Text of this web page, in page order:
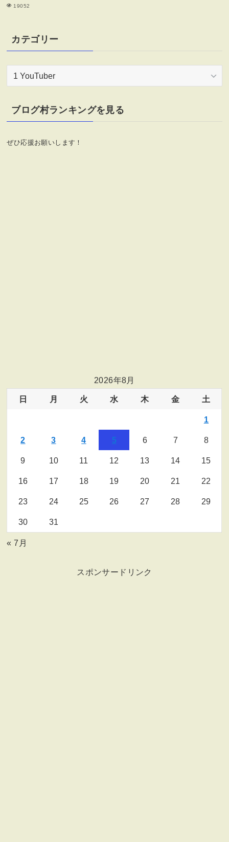
19052
カテゴリー
リ
ー
ブログ村ランキングを見る
ぜひ応援お願いします！
2026年8月
日 月 火 水 木 金 土
1
2 3 4 5 6 7 8
9 10 11 12 13 14 15
16 17 18 19 20 21 22
23 24 25 26 27 28 29
30 31
« 7月
スポンサードリンク